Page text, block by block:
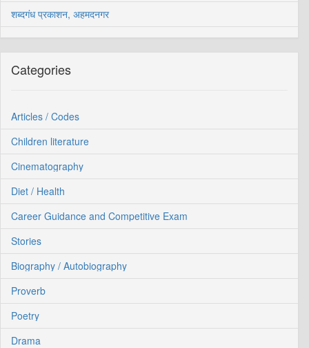
शब्दगंध प्रकाशन, अहमदनगर
Categories
Articles / Codes
Children literature
Cinematography
Diet / Health
Career Guidance and Competitive Exam
Stories
Biography / Autobiography
Proverb
Poetry
Drama